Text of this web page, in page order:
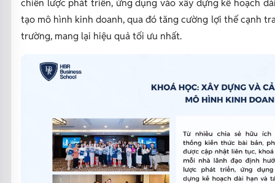
tạo mô hình kinh doanh, qua đó tăng cường lợi thế cạnh
trường, mang lại hiệu quả tối ưu nhất.